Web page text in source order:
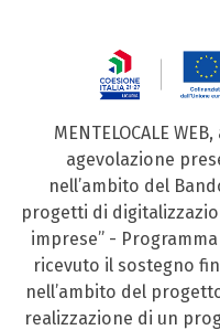
MENTELOCALE
agevolazione
nell’ambito del
progetti di
imprese” - Programma
ricevuto il sostegno
nell’ambito del progetto
realizzazione di un